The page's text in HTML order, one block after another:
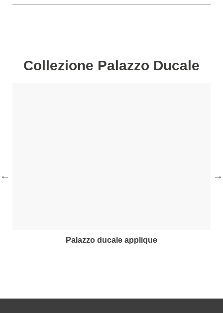
Collezione Palazzo Ducale
palazzo ducale applique